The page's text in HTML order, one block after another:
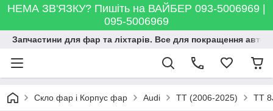
НЕМА ЗВ'ЯЗКУ? Пишіть на ВАЙБЕР 093-5006969 |
095-5006969
Запчастини для фар та ліхтарів. Все для покращення
Скло фар і Корпус фар Audi TT (2006-2025) TT